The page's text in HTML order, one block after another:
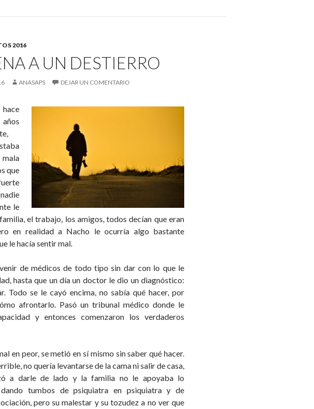
2016
A UN DESTIERRO
ANASAPS DEJAR UN COMENTARIO
que
le
el trabajo, los amigos, todos decían que eran
en realidad a Nacho le ocurría algo bastante
le hacía sentir mal.
de médicos de todo tipo sin dar con lo que le
hasta que un día un doctor le dio un diagnóstico:
Todo se le cayó encima, no sabía qué hacer, por
afrontarlo. Pasó un tribunal médico donde le
y entonces comenzaron los verdaderos
en peor, se metió en sí mismo sin saber qué hacer.
no quería levantarse de la cama ni salir de casa,
a darle de lado y la familia no le apoyaba lo
dando tumbos de psiquiatra en psiquiatra y de
pero su malestar y su tozudez a no ver que